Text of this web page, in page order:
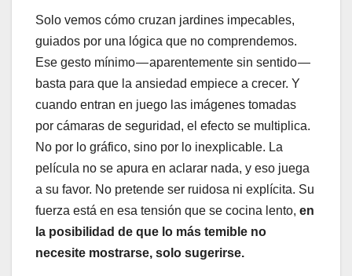
Solo vemos cómo cruzan jardines impecables,
guiados por una lógica que no comprendemos.
Ese gesto mínimo — aparentemente sin sentido —
basta para que la ansiedad empiece a crecer. Y
cuando entran en juego las imágenes tomadas
por cámaras de seguridad, el efecto se multiplica.
No por lo gráfico, sino por lo inexplicable. La
película no se apura en aclarar nada, y eso juega
a su favor. No pretende ser ruidosa ni explícita. Su
fuerza está en esa tensión que se cocina lento, en
la posibilidad de que lo más temible no
necesite mostrarse, solo sugerirse.